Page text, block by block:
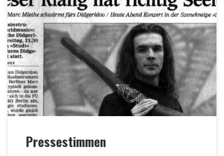
Pressestimmen über Didges Brew und Marc Miethe
´s Projekte „… Was etwa der Berliner Didgeridoo-
Spieler Marc Miethe seinem Instrument entlockt,
verblüfft seit rund zwanzig Jahren die Zuhörer
seiner Konzerte. Mit dem Live-Looper erweitert er
seine Möglichkeiten beträchtlich, macht sich selbst
zur One-Man-Band. … Fast in der Natur der Sache
liegt es, dass […]
Pressestimmen